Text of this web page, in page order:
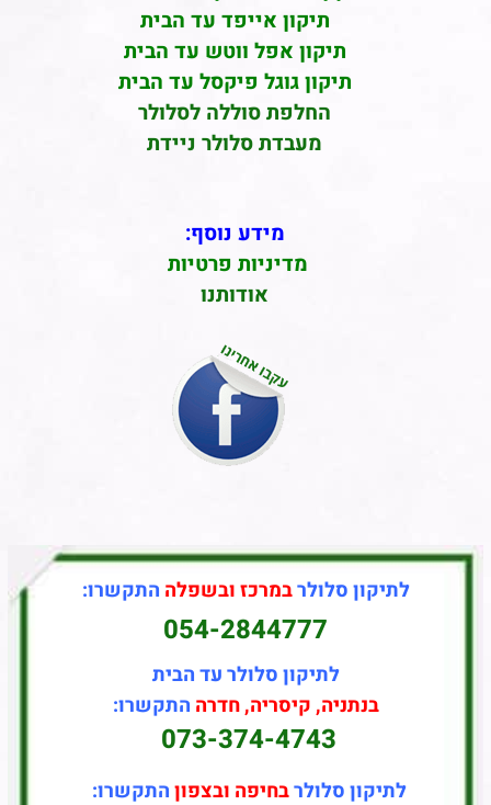
תיקון אייפד עד הבית
תיקון אפל ווטש עד הבית
תיקון גוגל פיקסל עד הבית
החלפת סוללה לסלולר
מעבדת סלולר ניידת
מידע נוסף:
מדיניות פרטיות
אודותנו
לתיקון סלולרבמרכז ובשפלה התקשרו:
054-2844777
לתיקון סלולר עד הבית
בנתניה, קיסריה, חדרה התקשרו:
073-374-4743
לתיקון סלולרבחיפה ובצפוןהתקשרו: